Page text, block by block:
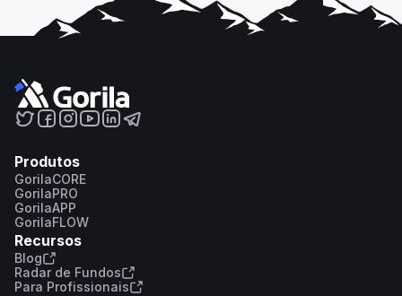
Produtos
GorilaCORE
GorilaPRO
GorilaAPP
GorilaFLOW
Recursos
Blog
Radar de Fundos
Para Profissionais